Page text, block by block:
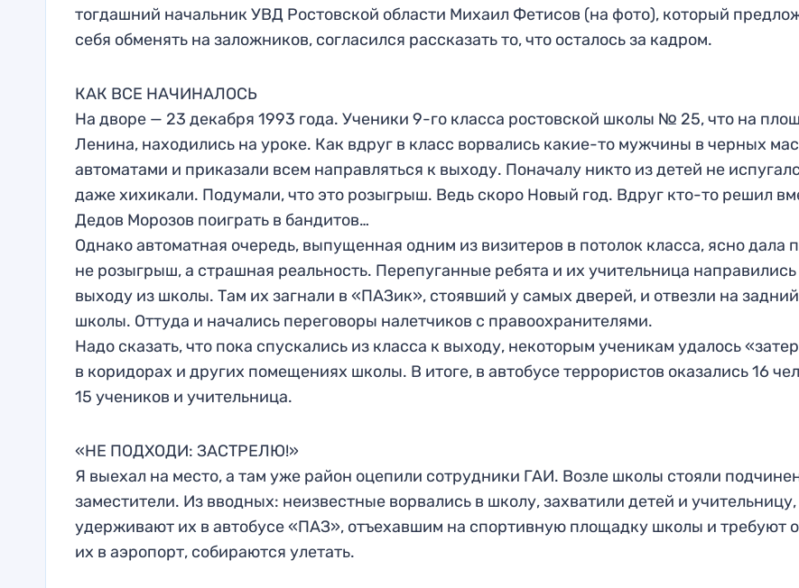
тогдашний начальник УВД Ростовской области Михаил Фетисов (на фото), который
себя обменять на заложников, согласился рассказать то, что осталось за кадром.
КАК ВСЕ НАЧИНАЛОСЬ
На дворе — 23 декабря 1993 года. Ученики 9-го класса ростовской школы № 25, что на
Ленина, находились на уроке. Как вдруг в класс ворвались какие-то мужчины в черных
автоматами и приказали всем направляться к выходу. Поначалу никто из детей не
даже хихикали. Подумали, что это розыгрыш. Ведь скоро Новый год. Вдруг кто-то решил
Дедов Морозов поиграть в бандитов…
Однако автоматная очередь, выпущенная одним из визитеров в потолок класса, ясно дала
не розыгрыш, а страшная реальность. Перепуганные ребята и их учительница направились
выходу из школы. Там их загнали в «ПАЗик», стоявший у самых дверей, и отвезли на
школы. Оттуда и начались переговоры налетчиков с правоохранителями.
Надо сказать, что пока спускались из класса к выходу, некоторым ученикам удалось
в коридорах и других помещениях школы. В итоге, в автобусе террористов оказались 16
15 учеников и учительница.
«НЕ ПОДХОДИ: ЗАСТРЕЛЮ!»
Я выехал на место, а там уже район оцепили сотрудники ГАИ. Возле школы стояли
заместители. Из вводных: неизвестные ворвались в школу, захватили детей и учительницу,
удерживают их в автобусе «ПАЗ», отъехавшим на спортивную площадку школы и требуют
их в аэропорт, собираются улетать.